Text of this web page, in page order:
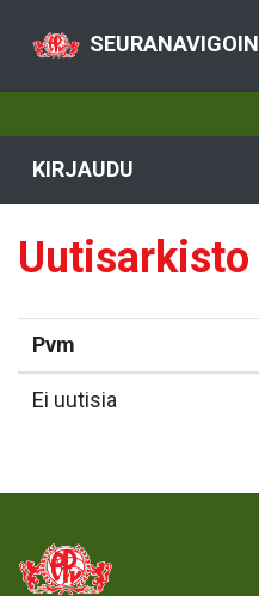
KIRJAUDU
Uutisarkisto
Pvm
Ei uutisia